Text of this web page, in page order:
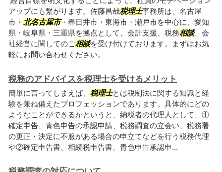
アップにも繋がります。佐藤昌哉税理士事務所は、名古屋
市・ 北名古屋市・春日井市・東海市・瀬戸市を中心に、愛知
県・岐阜県・三重県を拠点として、会計支援、税務相談、会
社経営に関してのご相談を受け付けております。まずはお気
軽にお問い合わせください。
税務のアドバイスを税理士を受けるメリット
簡単に言ってしまえば、 税理士とは税制法に関する知識と経
験を兼ね備えたプロフェッションであります。具体的にどの
ようなことができるかというと、納税者の代理人として、①
確定申告、青色申告の承認申請、税務調査の立会い、税務署
の更正・決定に不服がある場合の申立てなどを行う税務代理
や②確定申告書、相続税申告書、青色申告承認申...